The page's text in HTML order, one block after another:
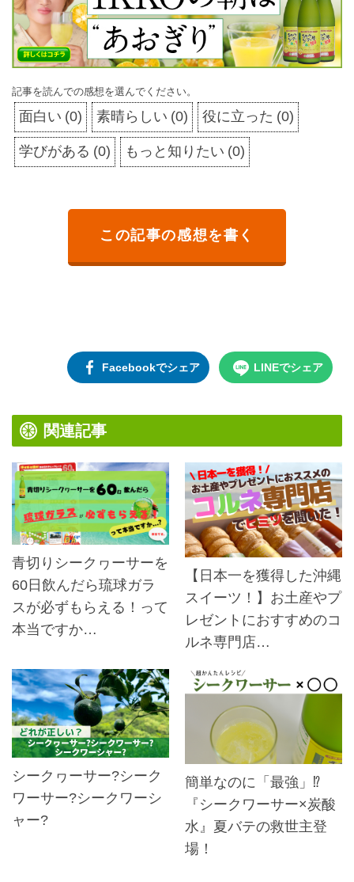
記事を読んでの感想を選んでください。
面白い (0) 素晴らしい (0) 役に立った (0)
学びがある (0) もっと知りたい (0)
この記事の感想を書く
Facebookでシェア LINEでシェア
関連記事
青切りシークヮーサーを
60日飲んだら琉球ガラ
スが必ずもらえる！って
本当ですか…
【日本一を獲得した沖縄
スイーツ！】お土産やプ
レゼントにおすすめのコ
ルネ専門店…
シークヮーサー?シーク
ワーサー?シークワーシ
ャー?
簡単なのに「最強」⁉
『シークワーサー×炭酸
水』夏バテの救世主登
場！